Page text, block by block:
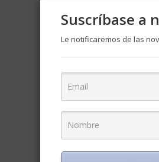
Suscríbase a
Le notificaremos de las